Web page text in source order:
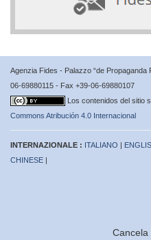
Agenzia Fides - Palazzo “de Propaganda
06-69880115 - Fax +39-06-69880107
Los contenidos del sitio
Commons Atribución 4.0 Internacional
INTERNAZIONALE : ITALIANO |
CHINESE |
Cancela